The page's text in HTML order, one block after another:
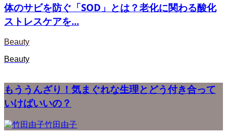
体のサビを防ぐ「SOD」とは？老化に関わる酸化
ストレスケアを...
Beauty
Beauty
もううんざり！気まぐれな生理とどう付き合って
いけばいいの？
竹田由子